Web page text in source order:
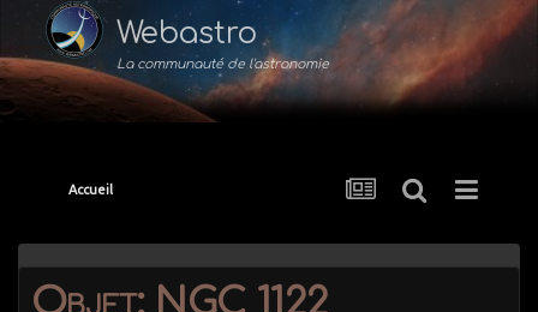
Webastro
La communauté de l'astronomie
Accueil
Objet: NGC 1122